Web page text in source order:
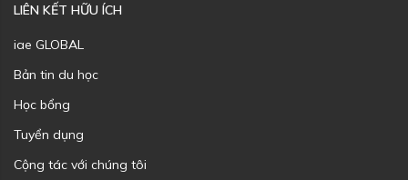
LIÊN KẾT HỮU ÍCH
iae GLOBAL
Bản tin du học
Học bổng
Tuyển dụng
Cộng tác với chúng tôi